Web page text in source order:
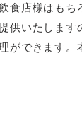
食店様はもち
供いたします
ができます。